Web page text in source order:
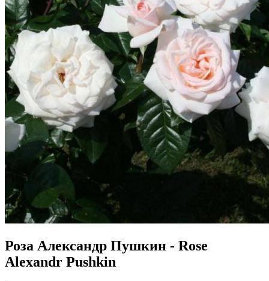
Роза Александр Пушкин - Rose
Alexandr Pushkin